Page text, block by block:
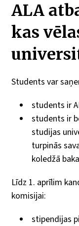
ALA
kas
Students var
students ir
students ir
studijas
turpinās
koledžā
Līdz 1. aprīlim
komisijai:
stipendijas